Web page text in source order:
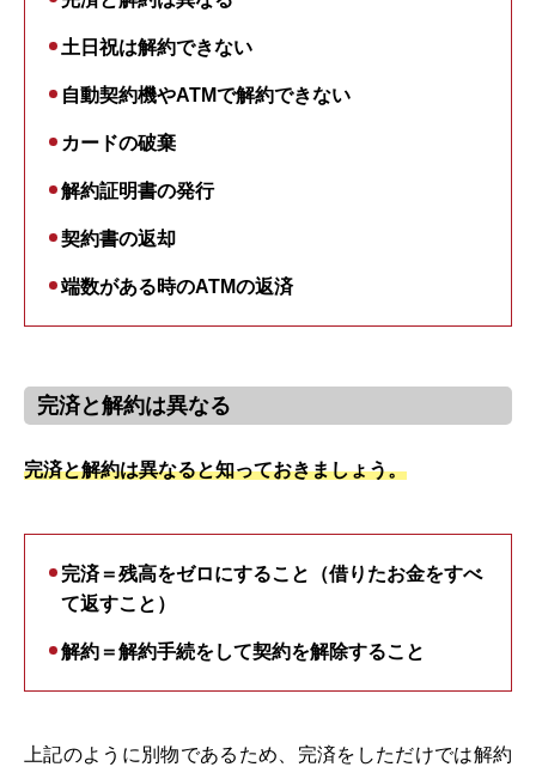
土日祝は解約できない
自動契約機やATMで解約できない
カードの破棄
解約証明書の発行
契約書の返却
端数がある時のATMの返済
完済と解約は異なる
完済と解約は異なると知っておきましょう。
完済＝残高をゼロにすること（借りたお金をすべ
て返すこと）
解約＝解約手続をして契約を解除すること
上記のように別物であるため、完済をしただけでは解約